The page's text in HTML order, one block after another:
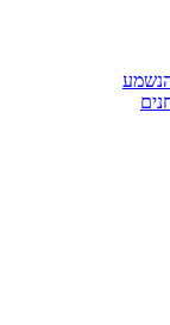
הנשמע